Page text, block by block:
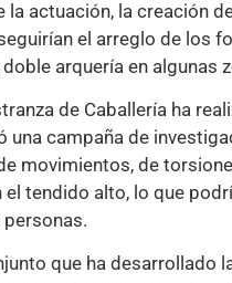
actuación, la creación
el arreglo de los
arquería en algunas
de Caballería ha
campaña de
movimientos, de
tendido alto, lo que
que ha desarrollado